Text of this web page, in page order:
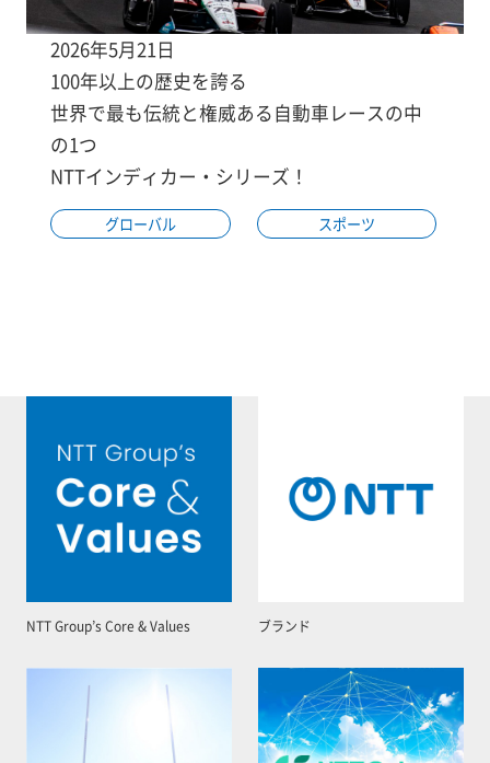
2026年5月21日
100年以上の歴史を誇る
世界で最も伝統と権威ある自動車レースの中
の1つ
NTTインディカー・シリーズ！
グローバル スポーツ
NTT Group’s Core & Values ブランド